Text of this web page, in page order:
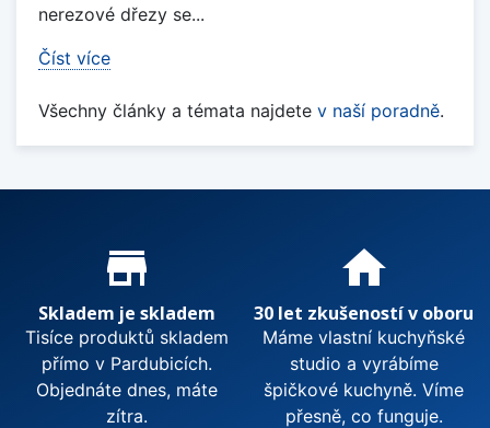
nerezové dřezy se...
Číst více
Všechny články a témata najdete v naší poradně.
Proč nakupovat u nás?
store_mall_directory
Skladem je skladem
Tisíce produktů skladem
přímo v Pardubicích.
Objednáte dnes, máte
zítra.
home
30 let zkušeností v oboru
Máme vlastní kuchyňské
studio a vyrábíme
špičkové kuchyně. Víme
přesně, co funguje.